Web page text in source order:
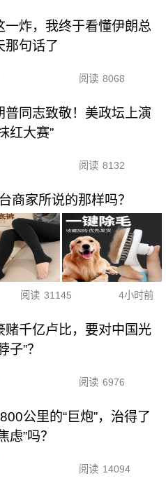
一炸，我终于看懂伊朗总
那句话了
阅读 8068
普同志致敬！美政坛上演
红大赛”
阅读 8132
商家所说的那样吗？
阅读 31145 4小时前
赌千亿卢比，要对中国光
子”？
阅读 6976
公里的“巨炮”，治得了
虑”吗？
阅读 14094